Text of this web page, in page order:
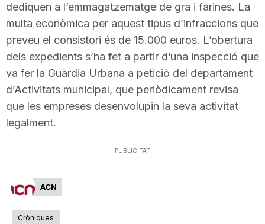
r
r
a
n
dediquen a l’emmagatzematge de gra i farines. La
multa econòmica per aquest tipus d’infraccions que
preveu el consistori és de 15.000 euros. L’obertura
dels expedients s’ha fet a partir d’una inspecció que
va fer la Guàrdia Urbana a petició del departament
d’Activitats municipal, que periòdicament revisa
que les empreses desenvolupin la seva activitat
legalment.
PUBLICITAT
ACN
Cròniques